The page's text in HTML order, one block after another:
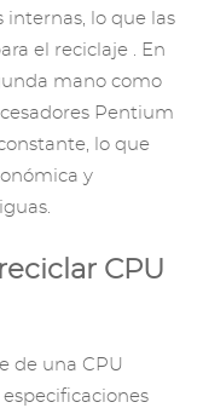
internas, lo que las
el reciclaje . En
mano como
Pentium
lo que
y
CPU
de una CPU